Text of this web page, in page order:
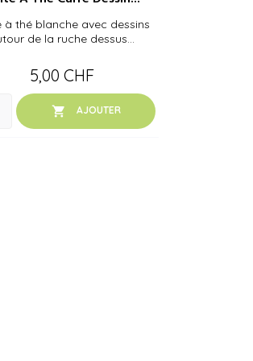
à thé blanche avec dessins
de la ruche dessus...
Prix
5,00 CHF
 AJOUTER